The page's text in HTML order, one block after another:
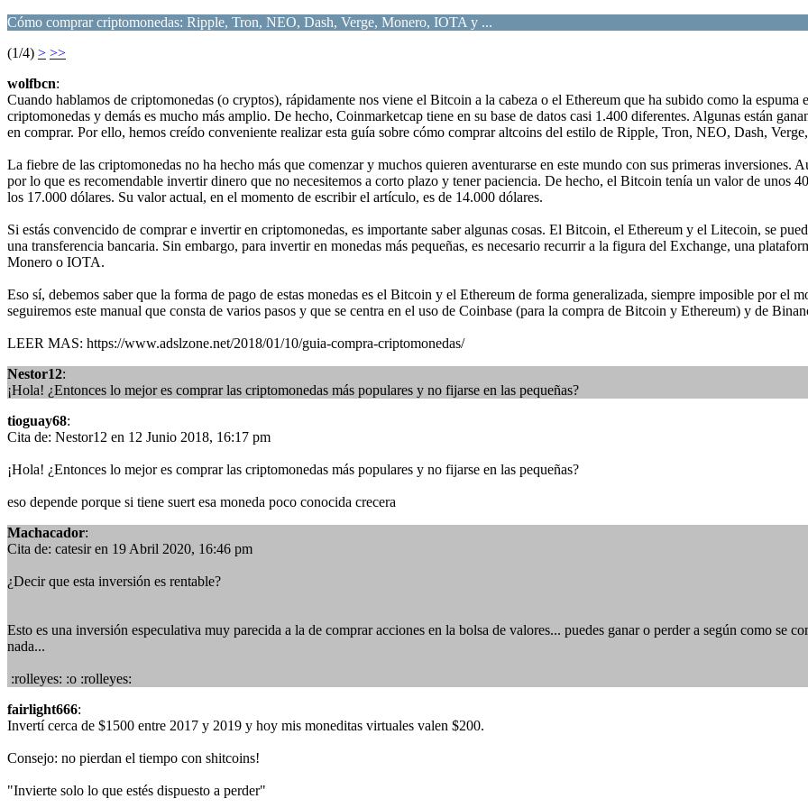
Cómo comprar criptomonedas: Ripple, Tron, NEO, Dash, Verge, Monero, IOTA y ...
(1/4) > >>
wolfbcn:
Cuando hablamos de criptomonedas (o cryptos), rápidamente nos viene el Bitcoin a la cabeza o el Ethereum que ha subido como la espuma
criptomonedas y demás es mucho más amplio. De hecho, Coinmarketcap tiene en su base de datos casi 1.400 diferentes. Algunas están
en comprar. Por ello, hemos creído conveniente realizar esta guía sobre cómo comprar altcoins del estilo de Ripple, Tron, NEO, Dash,
La fiebre de las criptomonedas no ha hecho más que comenzar y muchos quieren aventurarse en este mundo con sus primeras inversiones.
por lo que es recomendable invertir dinero que no necesitemos a corto plazo y tener paciencia. De hecho, el Bitcoin tenía un valor de unos
los 17.000 dólares. Su valor actual, en el momento de escribir el artículo, es de 14.000 dólares.
Si estás convencido de comprar e invertir en criptomonedas, es importante saber algunas cosas. El Bitcoin, el Ethereum y el Litecoin, se
una transferencia bancaria. Sin embargo, para invertir en monedas más pequeñas, es necesario recurrir a la figura del Exchange, una
Monero o IOTA.
Eso sí, debemos saber que la forma de pago de estas monedas es el Bitcoin y el Ethereum de forma generalizada, siempre imposible por el
seguiremos este manual que consta de varios pasos y que se centra en el uso de Coinbase (para la compra de Bitcoin y Ethereum) y de
LEER MAS: https://www.adslzone.net/2018/01/10/guia-compra-criptomonedas/
Nestor12:
¡Hola! ¿Entonces lo mejor es comprar las criptomonedas más populares y no fijarse en las pequeñas?
tioguay68:
Cita de: Nestor12 en 12 Junio 2018, 16:17 pm
¡Hola! ¿Entonces lo mejor es comprar las criptomonedas más populares y no fijarse en las pequeñas?
eso depende porque si tiene suert esa moneda poco conocida crecera
Machacador:
Cita de: catesir en 19 Abril 2020, 16:46 pm
¿Decir que esta inversión es rentable?
Esto es una inversión especulativa muy parecida a la de comprar acciones en la bolsa de valores... puedes ganar o perder a según como se
nada...
:rolleyes: :o :rolleyes:
fairlight666:
Invertí cerca de $1500 entre 2017 y 2019 y hoy mis moneditas virtuales valen $200.
Consejo: no pierdan el tiempo con shitcoins!
"Invierte solo lo que estés dispuesto a perder"